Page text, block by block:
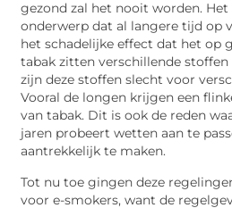
gezond zal het nooit worden. Het
onderwerp dat al langere tijd op
het schadelijke effect dat het op
tabak zitten verschillende stoffen
zijn deze stoffen slecht voor
Vooral de longen krijgen een
van tabak. Dit is ook de reden
jaren probeert wetten aan te
aantrekkelijk te maken.
Tot nu toe gingen deze
voor e-smokers, want de